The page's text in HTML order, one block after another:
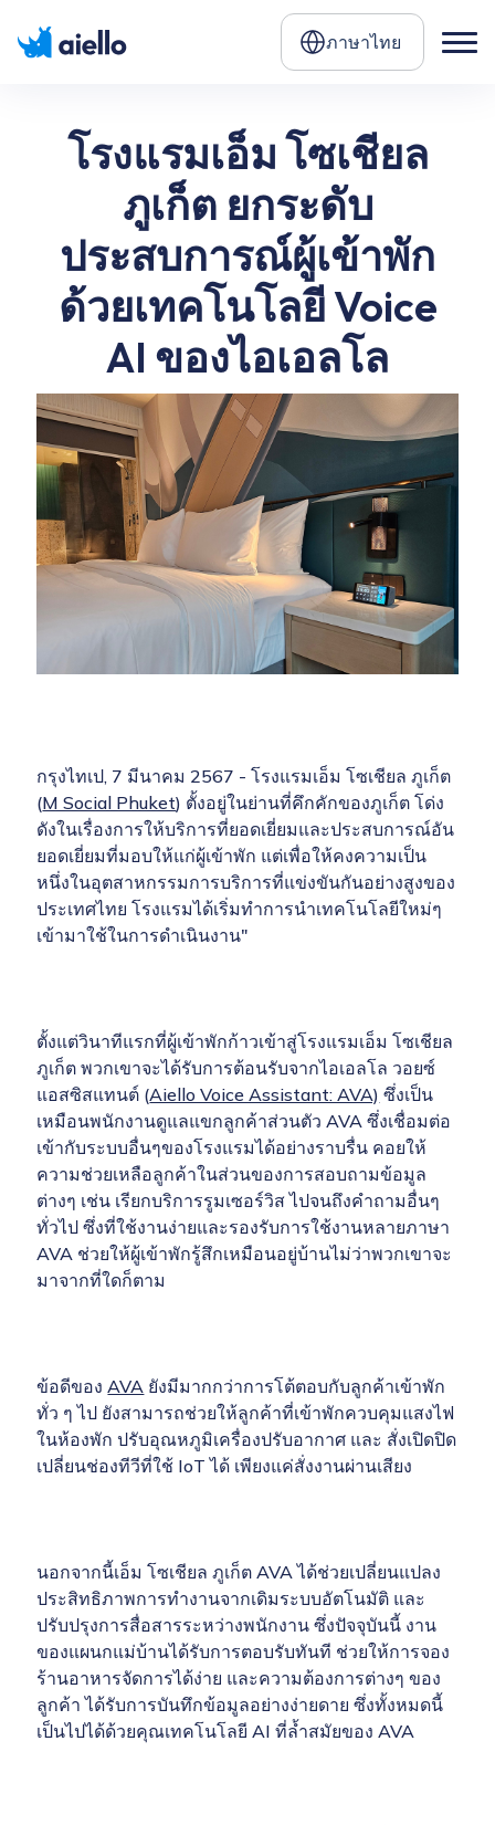
ภาษาไทย
โรงแรมเอ็ม โซเชียล
ภูเก็ต ยกระดับ
ประสบการณ์ผู้เข้าพัก
ด้วยเทคโนโลยี Voice
AI ของไอเอลโล
กรุงไทเป, 7 มีนาคม 2567 - โรงแรมเอ็ม โซเชียล ภูเก็ต
(M Social Phuket) ตั้งอยู่ในย่านที่คึกคักของภูเก็ต โด่ง
ดังในเรื่องการให้บริการที่ยอดเยี่ยมและประสบการณ์อัน
ยอดเยี่ยมที่มอบให้แก่ผู้เข้าพัก แต่เพื่อให้คงความเป็น
หนึ่งในอุตสาหกรรมการบริการที่แข่งขันกันอย่างสูงของ
ประเทศไทย โรงแรมได้เริ่มทำการนำเทคโนโลยีใหม่ๆ
เข้ามาใช้ในการดำเนินงาน"
ตั้งแต่วินาทีแรกที่ผู้เข้าพักก้าวเข้าสู่โรงแรมเอ็ม โซเชียล
ภูเก็ต พวกเขาจะได้รับการต้อนรับจากไอเอลโล วอยซ์
แอสซิสแทนต์ (Aiello Voice Assistant: AVA) ซึ่งเป็น
เหมือนพนักงานดูแลแขกลูกค้าส่วนตัว AVA ซึ่งเชื่อมต่อ
เข้ากับระบบอื่นๆของโรงแรมได้อย่างราบรื่น คอยให้
ความช่วยเหลือลูกค้าในส่วนของการสอบถามข้อมูล
ต่างๆ เช่น เรียกบริการรูมเซอร์วิส ไปจนถึงคำถามอื่นๆ
ทั่วไป ซึ่งที่ใช้งานง่ายและรองรับการใช้งานหลายภาษา
AVA ช่วยให้ผู้เข้าพักรู้สึกเหมือนอยู่บ้านไม่ว่าพวกเขาจะ
มาจากที่ใดก็ตาม
ข้อดีของAVA ยังมีมากกว่าการโต้ตอบกับลูกค้าเข้าพัก
ทั่ว ๆ ไป ยังสามารถช่วยให้ลูกค้าที่เข้าพักควบคุมแสงไฟ
ในห้องพัก ปรับอุณหภูมิเครื่องปรับอากาศ และ สั่งเปิดปิด
เปลี่ยนช่องทีวีที่ใช้ IoT ได้ เพียงแค่สั่งงานผ่านเสียง
นอกจากนี้เอ็ม โซเชียล ภูเก็ต AVA ได้ช่วยเปลี่ยนแปลง
ประสิทธิภาพการทำงานจากเดิมระบบอัตโนมัติ และ
ปรับปรุงการสื่อสารระหว่างพนักงาน ซึ่งปัจจุบันนี้ งาน
ของแผนกแม่บ้านได้รับการตอบรับทันที ช่วยให้การจอง
ร้านอาหารจัดการได้ง่าย และความต้องการต่างๆ ของ
ลูกค้า ได้รับการบันทึกข้อมูลอย่างง่ายดาย ซึ่งทั้งหมดนี้
เป็นไปได้ด้วยคุณเทคโนโลยี AI ที่ล้ำสมัยของ AVA